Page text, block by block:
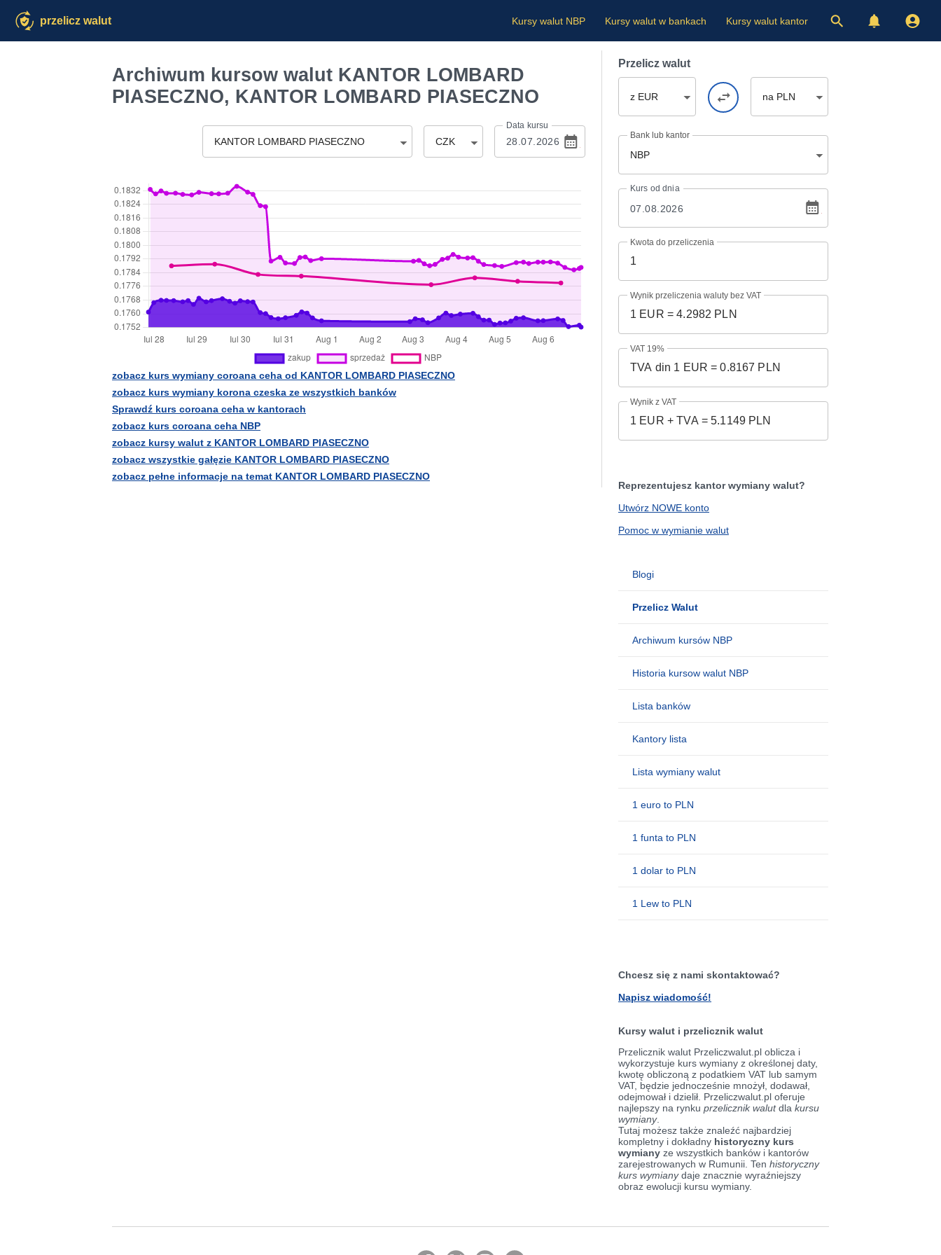
przelicz walut Kursy walut NBP Kursy walut w bankach Kursy walut kantor
Archiwum kursow walut KANTOR LOMBARD
PIASECZNO, KANTOR LOMBARD PIASECZNO
KANTOR LOMBARD PIASECZNO CZK
Data kursu
zobacz kurs wymiany coroana ceha od KANTOR LOMBARD PIASECZNO
zobacz kurs wymiany korona czeska ze wszystkich banków
Sprawdź kurs coroana ceha w kantorach
zobacz kurs coroana ceha NBP
zobacz kursy walut z KANTOR LOMBARD PIASECZNO
zobacz wszystkie gałęzie KANTOR LOMBARD PIASECZNO
zobacz pełne informacje na temat KANTOR LOMBARD PIASECZNO
Przelicz walut
z EUR na PLN
Bank lub kantor
NBP
Kurs od dnia
Kwota do przeliczenia
Wynik przeliczenia waluty bez VAT
VAT 19%
Wynik z VAT
Reprezentujesz kantor wymiany walut?
Utwórz NOWE konto
Pomoc w wymianie walut
Blogi
Przelicz Walut
Archiwum kursów NBP
Historia kursow walut NBP
Lista banków
Kantory lista
Lista wymiany walut
1 euro to PLN
1 funta to PLN
1 dolar to PLN
1 Lew to PLN
Chcesz się z nami skontaktować?
Napisz wiadomość!
Kursy walut i przelicznik walut
Przelicznik walut Przeliczwalut.pl oblicza i
wykorzystuje kurs wymiany z określonej daty,
kwotę obliczoną z podatkiem VAT lub samym
VAT, będzie jednocześnie mnożył, dodawał,
odejmował i dzielił. Przeliczwalut.pl oferuje
najlepszy na rynku przelicznik walutdla kursu
wymiany.
Tutaj możesz także znaleźć najbardziej
kompletny i dokładny historyczny kurs
wymiany ze wszystkich banków i kantorów
zarejestrowanych w Rumunii. Ten historyczny
kurs wymianydaje znacznie wyraźniejszy
obraz ewolucji kursu wymiany.